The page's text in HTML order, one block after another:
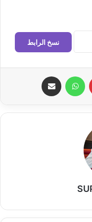
نسخ الرابط
بينتيريست واتساب